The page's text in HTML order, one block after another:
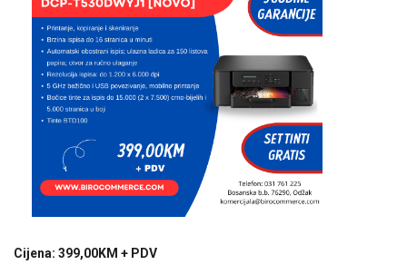
Cijena: 399,00KM + PDV